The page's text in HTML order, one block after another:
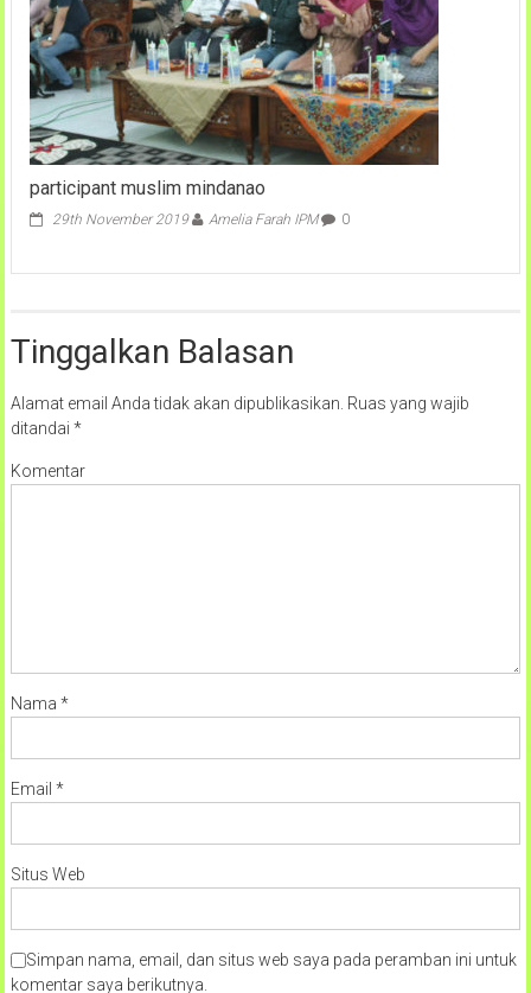
participant muslim mindanao
29th November 2019 Amelia Farah IPM 0
Tinggalkan Balasan
Alamat email Anda tidak akan dipublikasikan. Ruas yang wajib
ditandai *
Komentar
Nama *
Email *
Situs Web
Simpan nama, email, dan situs web saya pada peramban ini untuk
komentar saya berikutnya.